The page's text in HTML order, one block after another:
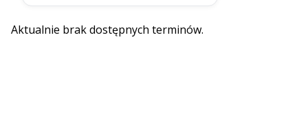
Aktualnie brak dostępnych terminów.